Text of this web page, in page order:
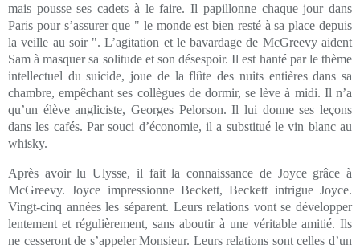
mais pousse ses cadets à le faire. Il papillonne chaque jour dans
Paris pour s’assurer que " le monde est bien resté à sa place depuis
la veille au soir ". L’agitation et le bavardage de McGreevy aident
Sam à masquer sa solitude et son désespoir. Il est hanté par le thème
intellectuel du suicide, joue de la flûte des nuits entières dans sa
chambre, empêchant ses collègues de dormir, se lève à midi. Il n’a
qu’un élève angliciste, Georges Pelorson. Il lui donne ses leçons
dans les cafés. Par souci d’économie, il a substitué le vin blanc au
whisky.
Après avoir lu Ulysse, il fait la connaissance de Joyce grâce à
McGreevy. Joyce impressionne Beckett, Beckett intrigue Joyce.
Vingt-cinq années les séparent. Leurs relations vont se développer
lentement et régulièrement, sans aboutir à une véritable amitié. Ils
ne cesseront de s’appeler Monsieur. Leurs relations sont celles d’un